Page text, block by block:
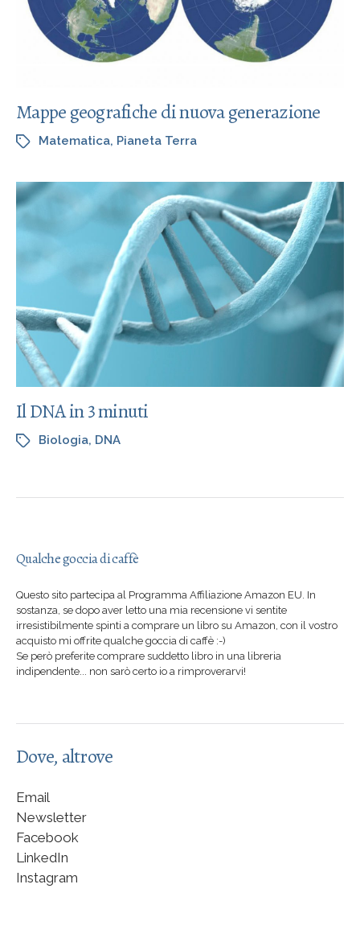
Mappe geografiche di nuova generazione
Matematica, Pianeta Terra
Il DNA in 3 minuti
Biologia, DNA
Qualche goccia di caffè
Questo sito partecipa al Programma Affiliazione Amazon EU. In
sostanza, se dopo aver letto una mia recensione vi sentite
irresistibilmente spinti a comprare un libro su Amazon, con il vostro
acquisto mi offrite qualche goccia di caffè :-)
Se però preferite comprare suddetto libro in una libreria
indipendente... non sarò certo io a rimproverarvi!
Dove, altrove
Email
Newsletter
Facebook
LinkedIn
Instagram